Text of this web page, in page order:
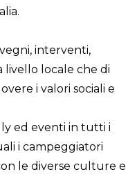
interventi,
livello locale che di
i valori sociali e
ed eventi in tutti i
i campeggiatori
le diverse culture e